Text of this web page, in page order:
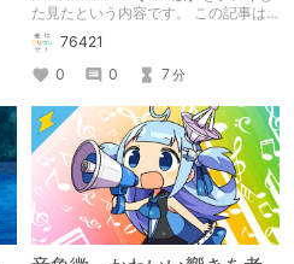
た見たという内容です。 この記事は
通常のクリエイターズ記事です。
76421
0
0 7分